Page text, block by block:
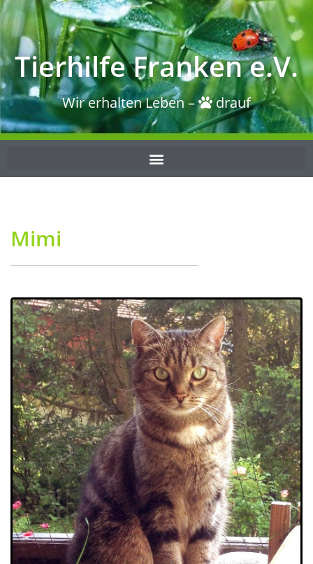
Tierhilfe Franken e.V.
Wir erhalten Leben – drauf
Mimi